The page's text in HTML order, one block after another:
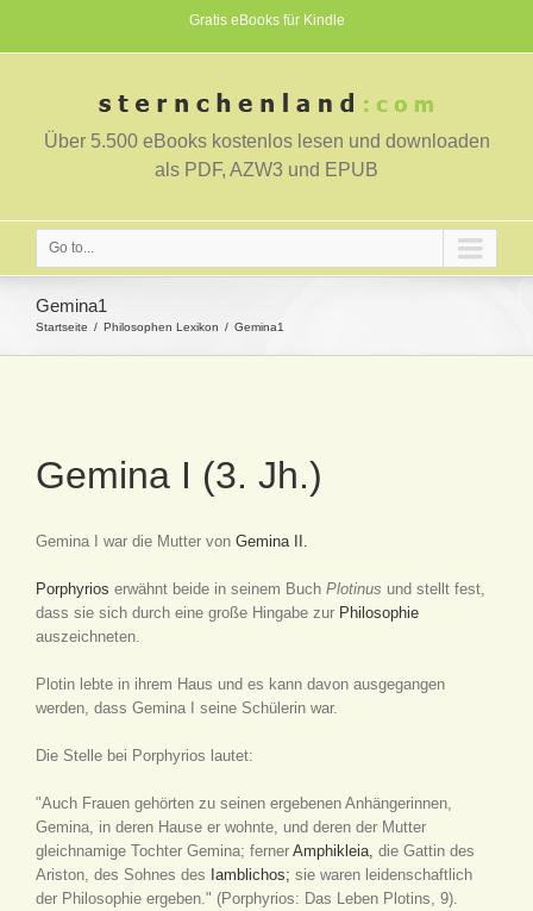
Gratis eBooks für Kindle
Über 5.500 eBooks kostenlos lesen und downloaden
als PDF, AZW3 und EPUB
Go to...
Gemina1
Startseite Philosophen Lexikon Gemina1
Gemina I (3. Jh.)
Gemina I war die Mutter von Gemina II.
Porphyrios erwähnt beide in seinem Buch Plotinus und stellt fest,
dass sie sich durch eine große Hingabe zur Philosophie
auszeichneten.
Plotin lebte in ihrem Haus und es kann davon ausgegangen
werden, dass Gemina I seine Schülerin war.
Die Stelle bei Porphyrios lautet:
"Auch Frauen gehörten zu seinen ergebenen Anhängerinnen,
Gemina, in deren Hause er wohnte, und deren der Mutter
gleichnamige Tochter Gemina; ferner Amphikleia, die Gattin des
Ariston, des Sohnes des Iamblichos; sie waren leidenschaftlich
der Philosophie ergeben." (Porphyrios: Das Leben Plotins, 9).